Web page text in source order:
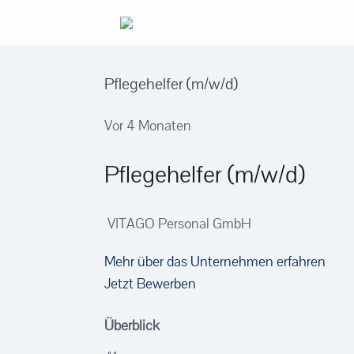
Pflegehelfer (m/w/d)
Vor 4 Monaten
Pflegehelfer (m/w/d)
VITAGO Personal GmbH
Mehr über das Unternehmen erfahren
Jetzt Bewerben
Überblick